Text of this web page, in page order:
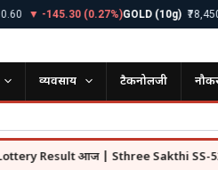
-145.30 (0.27%)GOLD (10g) ₹78,450 ▲
व्यवसाय टैकनोलजी
आज | Sthree Sakthi SS-528 में 1